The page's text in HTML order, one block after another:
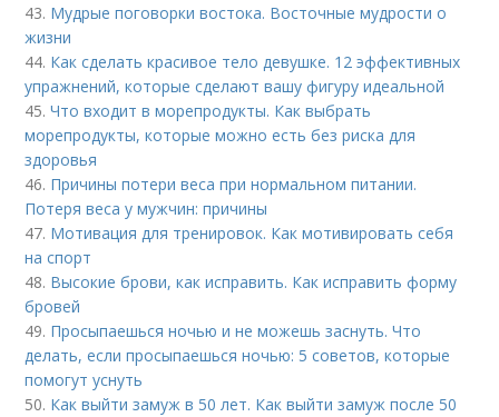
43. Мудрые поговорки востока. Восточные мудрости о
жизни
44. Как сделать красивое тело девушке. 12 эффективных
упражнений, которые сделают вашу фигуру идеальной
45.Что входит в морепродукты. Как выбрать
морепродукты, которые можно есть без риска для
здоровья
46. Причины потери веса при нормальном питании.
Потеря веса у мужчин: причины
47. Мотивация для тренировок. Как мотивировать себя
на спорт
48. Высокие брови, как исправить. Как исправить форму
бровей
49. Просыпаешься ночью и не можешь заснуть. Что
делать, если просыпаешься ночью: 5 советов, которые
помогут уснуть
50. Как выйти замуж в 50 лет. Как выйти замуж после 50